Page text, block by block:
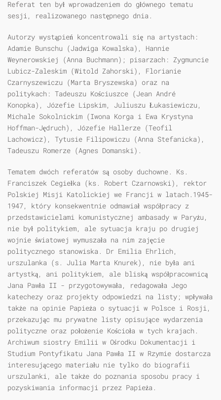
Referat ten był wprowadzeniem do głównego tematu
sesji, realizowanego następnego dnia.
Autorzy wystąpień koncentrowali się na artystach:
Adamie Bunschu (Jadwiga Kowalska), Hannie
Weynerowskiej (Anna Buchmann); pisarzach: Zygmuncie
Lubicz-Zaleskim (Witold Zahorski), Florianie
Czarnyszewiczu (Marta Bryszewska) oraz na
politykach: Tadeuszu Kościuszce (Jean André
Konopka), Józefie Lipskim, Juliuszu Łukasiewiczu,
Michale Sokolnickim (Iwona Korga i Ewa Krystyna
Hoffman-Jędruch), Józefie Hallerze (Teofil
Lachowicz), Tytusie Filipowiczu (Anna Stefanicka),
Tadeuszu Romerze (Agnes Domanski).
Tematem dwóch referatów są osoby duchowne. Ks.
Franciszek Cegiełka (ks. Robert Czarnowski), rektor
Polskiej Misji Katolickiej we Francji w latach.1945-
1947, który konsekwentnie odmawiał współpracy z
przedstawicielami komunistycznej ambasady w Paryżu,
nie był politykiem, ale sytuacja kraju po drugiej
wojnie światowej wymuszała na nim zajęcie
politycznego stanowiska. Dr Emilia Ehrlich,
urszulanka (s. Julia Marta Knurek), nie była ani
artystką, ani politykiem, ale bliską współpracownicą
Jana Pawła II - przygotowywała, redagowała Jego
katechezy oraz projekty odpowiedzi na listy; wpływała
także na opinie Papieża o sytuacji w Polsce i Rosji,
przekazując mu prywatne listy opisujące wydarzenia
polityczne oraz położenie Kościoła w tych krajach.
Archiwum siostry Emilii w Ośrodku Dokumentacji i
Studium Pontyfikatu Jana Pawła II w Rzymie dostarcza
interesującego materiału nie tylko do biografii
urszulanki, ale także do poznania sposobu pracy i
pozyskiwania informacji przez Papieża.